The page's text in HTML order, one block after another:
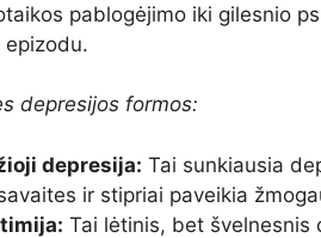
pablogėjimo iki gilesnio
epizodu.
depresijos formos:
depresija: Tai sunkiausia
ir stipriai paveikia
Tai lėtinis, bet švelnesnis